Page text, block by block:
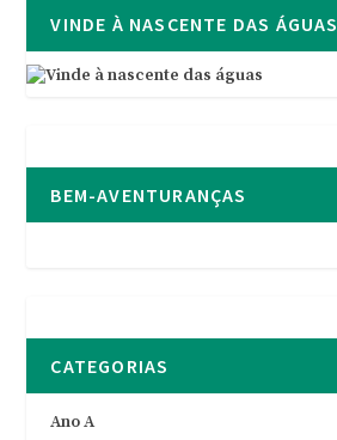
VINDE À NASCENTE DAS ÁGUAS
BEM-AVENTURANÇAS
CATEGORIAS
Ano A